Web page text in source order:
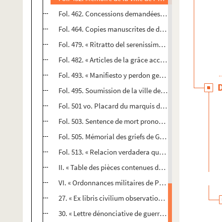
Fol. 462. Concessions demandées au roi d'Espagne
Fol. 464. Copies manuscrites de dépêches et
Fol. 479. « Ritratto del serenissimo principe D.
Fol. 482. « Articles de la grâce accordez par le Roy
Fol. 493. « Manifiesto y perdon general que en
Fol. 495. Soumission de la ville de Barcelone à D.
Fol. 501 vo. Placard du marquis d'Aytona,
Fol. 503. Sentence de mort prononcée à Naples
Fol. 505. Mémorial des griefs de Gustave-Adolphe,
Fol. 513. « Relacion verdadera que contiene la
II. « Table des pièces contenues dans ce volume »
VI. « Ordonnances militaires de Philippe III, roy
27. « Ex libris civilium observationum particula
30. « Lettre dénonciative de guerre au roy de